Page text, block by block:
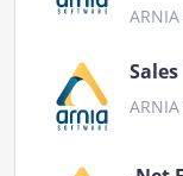
ARNIA
ARNIA